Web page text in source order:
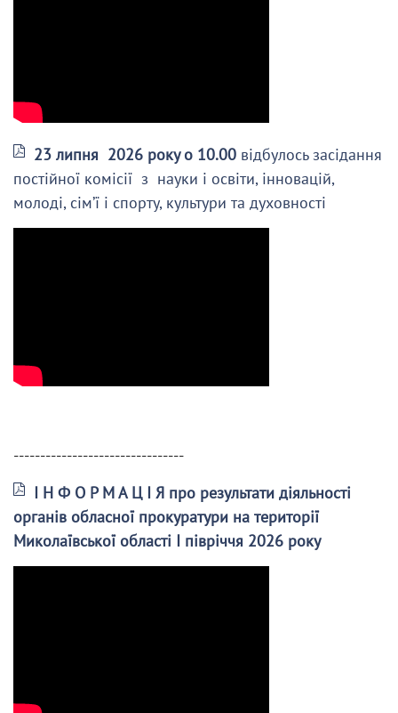
23 липня 2026 року о 10.00 відбулось засідання
постійної комісії з науки і освіти, інновацій,
молоді, сім’ї і спорту, культури та духовності
--------------------------------
І Н Ф О Р М А Ц І Я про результати діяльності
органів обласної прокуратури на території
Миколаївської області І півріччя 2026 року